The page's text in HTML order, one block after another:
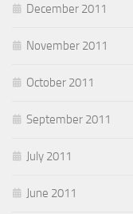
December 2011
November 2011
October 2011
September 2011
July 2011
June 2011